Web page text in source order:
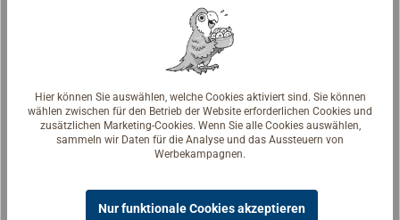
1916-375
3
Hier können Sie auswählen, welche Cookies aktiviert sind. Sie können
wählen zwischen für den Betrieb der Website erforderlichen Cookies und
zusätzlichen Marketing-Cookies. Wenn Sie alle Cookies auswählen,
sammeln wir Daten für die Analyse und das Aussteuern von
Werbekampagnen.
Nur funktionale Cookies akzeptieren